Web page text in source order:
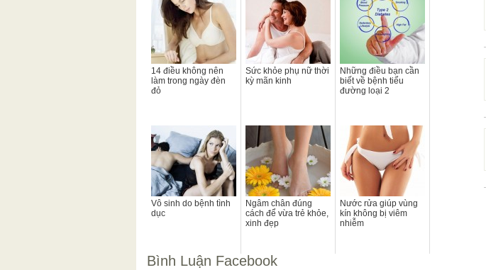
14 điều không nên
làm trong ngày đèn
đỏ
Sức khỏe phụ nữ thời
kỳ mãn kinh
Những điều bạn cần
biết về bệnh tiểu
đường loại 2
Vô sinh do bệnh tình
dục
Ngâm chân đúng
cách để vừa trẻ khỏe,
xinh đẹp
Nước rửa giúp vùng
kín không bị viêm
nhiễm
Bình Luận Facebook